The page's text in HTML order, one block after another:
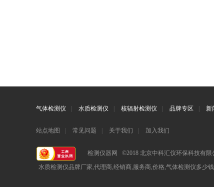
气体检测仪 水质检测仪 核辐射检测仪 品牌专区 新
站点地图 常见问题 关于我们 加入我们
检测仪器网 ©2018 北京中科汇仪环保科技有限
水质检测仪品牌厂家,代理商,经销商,服务商,价格,气体检测仪多少钱